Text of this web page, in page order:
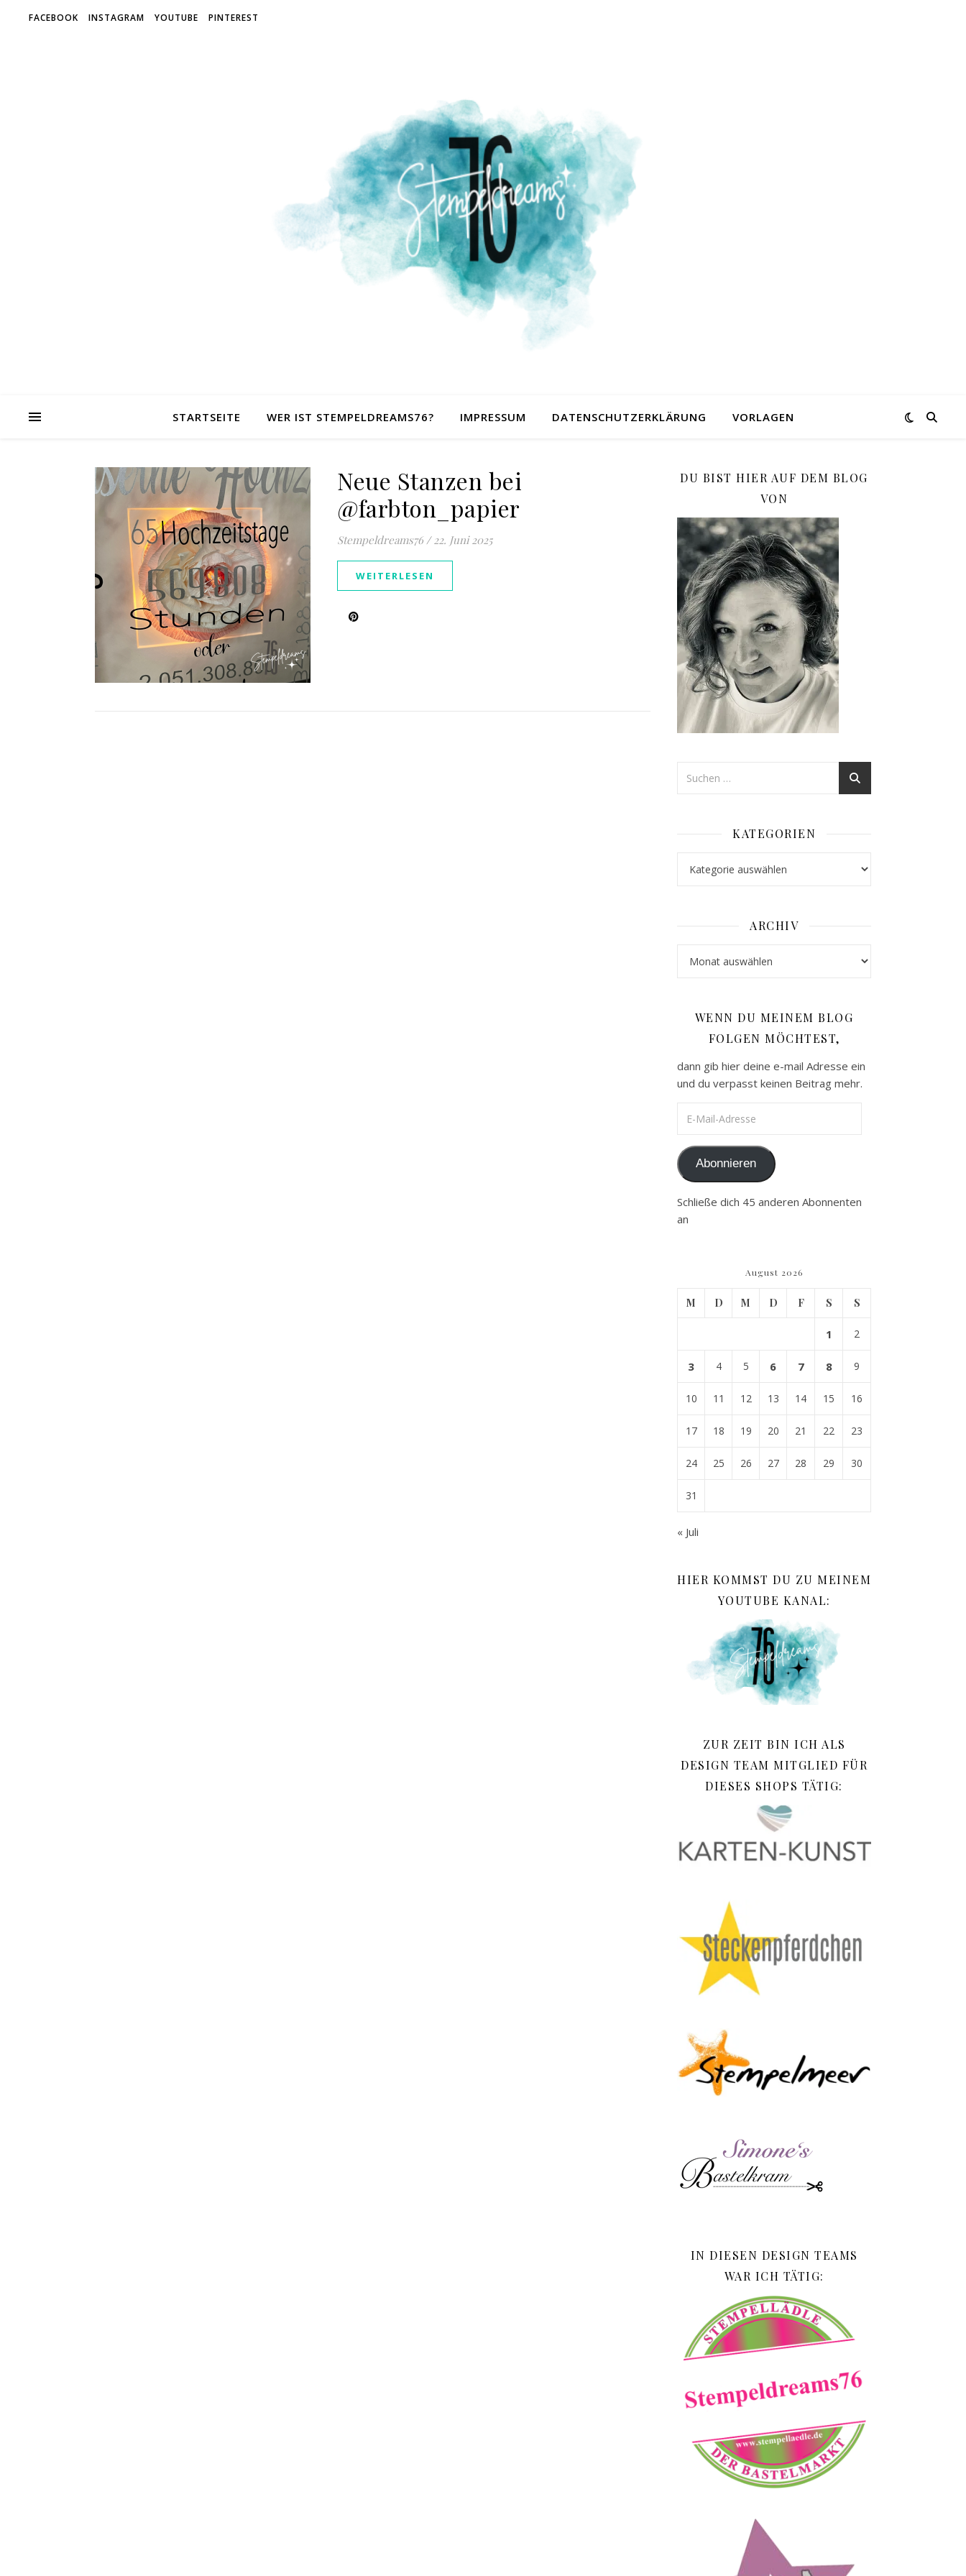
FACEBOOK INSTAGRAM YOUTUBE PINTEREST
STARTSEITE WER IST STEMPELDREAMS76? IMPRESSUM DATENSCHUTZERKLÄRUNG VORLAGEN
Neue Stanzen bei
@farbton_papier
Stempeldreams76 / 22. Juni 2025
WEITERLESEN
DU BIST HIER AUF DEM BLOG
VON
KATEGORIEN
ARCHIV
WENN DU MEINEM BLOG
FOLGEN MÖCHTEST,
dann gib hier deine e-mail Adresse ein
und du verpasst keinen Beitrag mehr.
Abonnieren
Schließe dich 45 anderen Abonnenten
an
August 2026
M D M D F S S
1 2
3 4 5 6 7 8 9
10 11 12 13 14 15 16
17 18 19 20 21 22 23
24 25 26 27 28 29 30
31
« Juli
HIER KOMMST DU ZU MEINEM
YOUTUBE KANAL:
ZUR ZEIT BIN ICH ALS
DESIGN TEAM MITGLIED FÜR
DIESES SHOPS TÄTIG:
IN DIESEN DESIGN TEAMS
WAR ICH TÄTIG: